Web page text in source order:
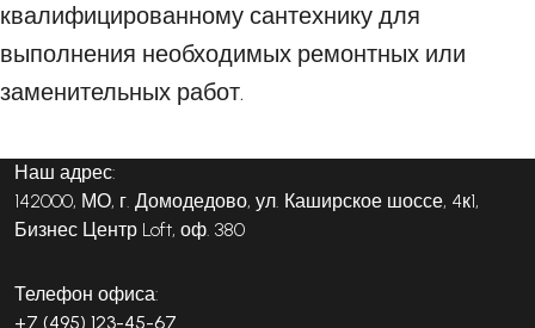
квалифицированному сантехнику для
выполнения необходимых ремонтных или
заменительных работ.
Наш адрес:
142000, МО, г. Домодедово, ул. Каширское шоссе, 4к1,
Бизнес Центр Loft, оф. 380
Телефон офиса:
+7 (495) 123-45-67